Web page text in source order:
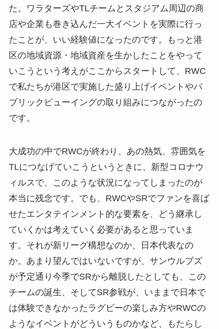
た。ワラターズやTLチームとスタジアム周辺の商
店や企業も巻き込んだ一大イベントを実際に行っ
たことが、いい経験値になったのです。もっと港
区の地域資源・地域資産を生かしたことをやって
いこうという考えがここからスタートして、RWC
で私たちが港区で実施した盛り上げイベントやパ
ブリックビューイングの取り組みにつながったの
です。
大成功の中でRWCが終わり、あの熱気、雰囲気を
TLにつなげていこうというときに、新型コロナウ
ィルスで、このような状況になってしまったのが
本当に残念です。でも、RWCやSRでファンを喜ば
せたエンタテインメント的な要素を、どう継承し
ていくかは考えていく必要があると思っていま
す。それが新リーグ構想なのか、日本代表なの
か。あまり望んではいないですが、サンウルブズ
が予定通り今季でSRから離脱したとしても、この
チームの誕生、そしてSR参戦が、いままで日本で
は体験できなかったラグビーの楽しみ方やRWCの
ようなイベントがどういうものかなど、もたらし